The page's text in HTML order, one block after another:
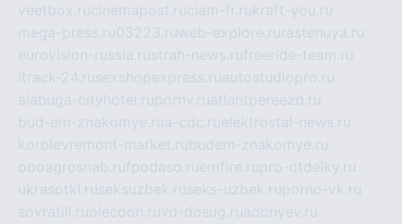
veetbox.rucinemapost.ruciam-fr.rukraft-you.ru
mega-press.ru03223.ruweb-explore.ru rastenuya.ru
eurovision-russia.rustrah-news.rufreeride-team.ru
itrack-24.rusexshopexpress.ruautostudiopro.ru
alabuga-cityhotel.rupornv.ruatlantpereezd.ru
bud-em-znakomye.rua-cdc.ruelektrostal-news.ru
korolevremont-market.rubudem-znakomye.ru
oooagrosnab.rufpodaso.ruemfire.rupro-otdelky.ru
ukrasotki.ruseksuzbek.ruseks-uzbek.ruporno-vk.ru
sovratili.ruolecoon.ruvd-dosug.ruadonyev.ru